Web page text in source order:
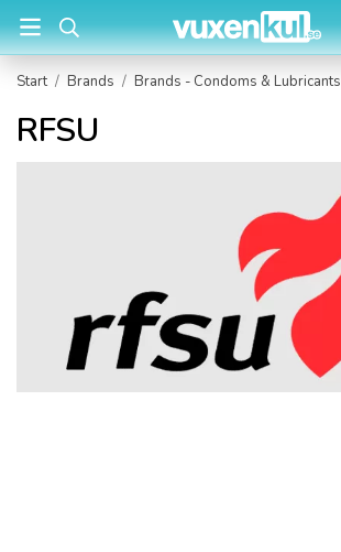
Start / Brands / Brands - Condoms & Lubricants
RFSU